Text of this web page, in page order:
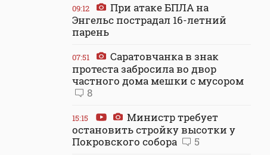
09:12
При атаке БПЛА на
Энгельс пострадал 16-летний
парень
07:51
Саратовчанка в знак
протеста забросила во двор
частного дома мешки с мусором
8
15:15
Министр требует
остановить стройку высотки у
Покровского собора
5